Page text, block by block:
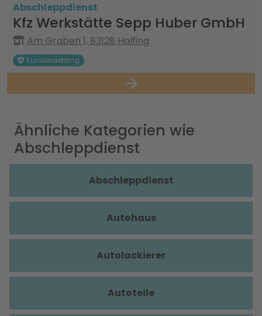
Abschleppdienst
Kfz Werkstätte Sepp Huber GmbH
Am Graben 1, 83128 Halfing
Kundenliebling
Ähnliche Kategorien wie
Abschleppdienst
Abschleppdienst
Autohaus
Autolackierer
Autoteile